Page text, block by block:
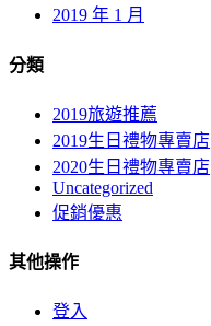
2019 年 1 月
分類
2019旅遊推薦
2019生日禮物專賣店
2020生日禮物專賣店
Uncategorized
促銷優惠
其他操作
登入